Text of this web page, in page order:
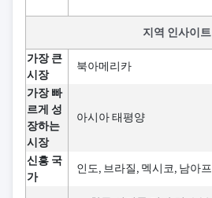
지역 인사이트
가장 큰
시장
북아메리카
가장 빠
르게 성
장하는
시장
아시아 태평양
신흥 국
가
인도, 브라질, 멕시코, 남아